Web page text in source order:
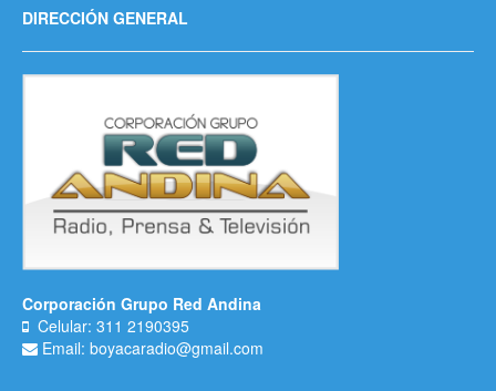
DIRECCIÓN GENERAL
Corporación Grupo Red Andina
Celular: 311 2190395
Email: boyacaradio@gmail.com